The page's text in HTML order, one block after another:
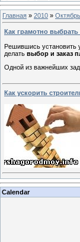
Главная » 2010 » Октябрь
Как грамотно
Решившись установить
делать выбор и заказ
Одной из важнейших
Как ускорить
Calendar